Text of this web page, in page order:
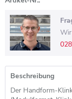
Beschreibung
Der Handform-